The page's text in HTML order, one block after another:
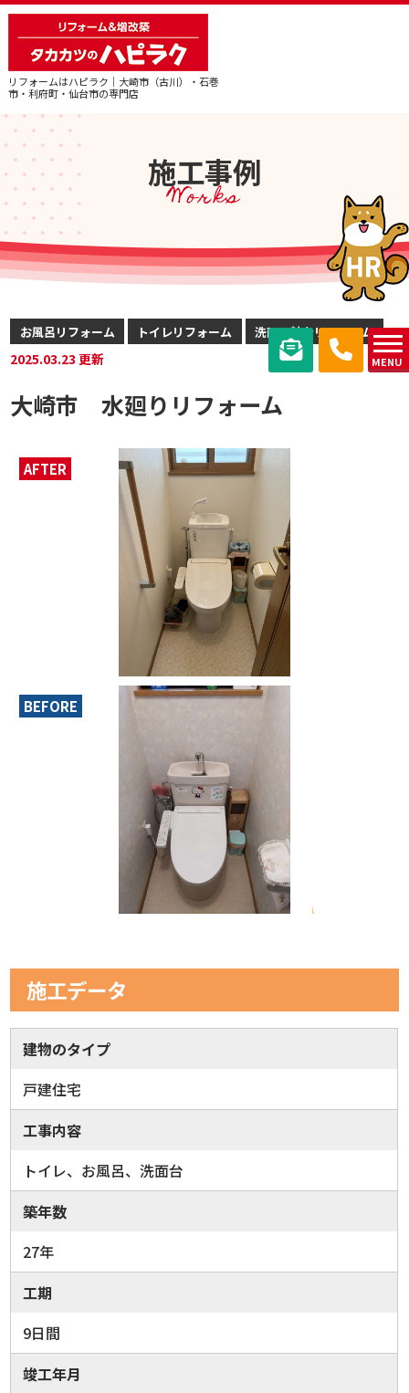
リフォームはハピラク｜大崎市（古川）・石巻
市・利府町・仙台市の専門店
MENU
施工事例
Works
お風呂リフォーム トイレリフォーム 洗面化粧台リフォーム
2025.03.23 更新
大崎市 水廻りリフォーム
AFTER
BEFORE
施工データ
建物のタイプ
戸建住宅
工事内容
トイレ、お風呂、洗面台
築年数
27年
工期
9日間
竣工年月